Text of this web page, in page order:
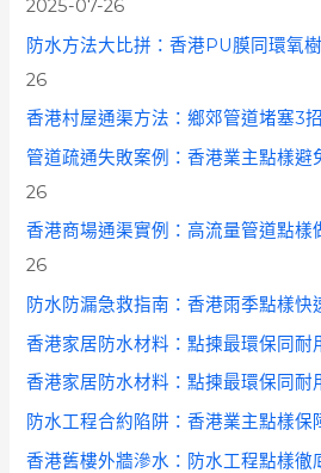
2025-07-26
防水方法大比拼：香港PU膜同環氧
26
香港村屋通渠方法：鄉郊管道堵塞3
管道疏通失敗案例：香港業主點樣避
26
香港商場通渠實例：高流量管道點樣
26
防水防漏急救指南：香港雨季點樣快
香港家居防水材料：點揀最環保同耐
香港家居防水材料：點揀最環保同耐
防水工程合約陷阱：香港業主點樣保
香港舊樓外牆滲水：防水工程點樣徹